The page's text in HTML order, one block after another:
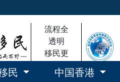
流程全
透明
移民更
放心
民 中国香港